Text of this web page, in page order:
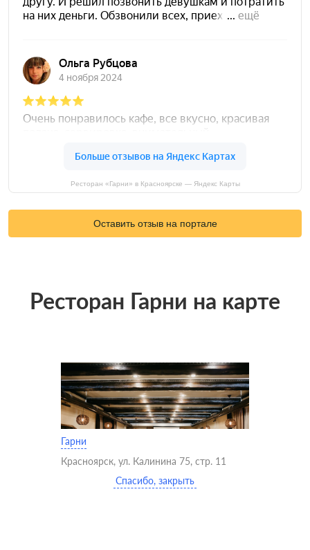
Ресторан «Гарни» в Красноярске — Яндекс Карты
Оставить отзыв на портале
Ресторан Гарни на карте
Гарни
Красноярск, ул. Калинина 75, стр. 11
Спасибо, закрыть